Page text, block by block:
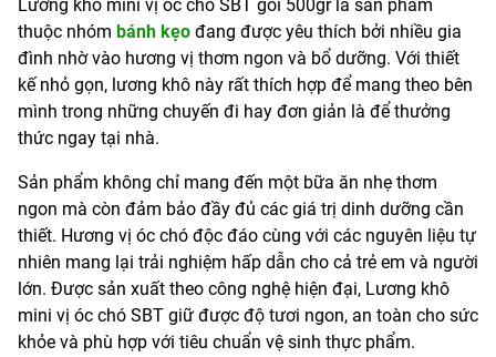
Lương khô mini vị óc chó SBT gói 500gr là sản phẩm
thuộc nhóm bánh kẹo đang được yêu thích bởi nhiều gia
đình nhờ vào hương vị thơm ngon và bổ dưỡng. Với thiết
kế nhỏ gọn, lương khô này rất thích hợp để mang theo bên
mình trong những chuyến đi hay đơn giản là để thưởng
thức ngay tại nhà.
Sản phẩm không chỉ mang đến một bữa ăn nhẹ thơm
ngon mà còn đảm bảo đầy đủ các giá trị dinh dưỡng cần
thiết. Hương vị óc chó độc đáo cùng với các nguyên liệu tự
nhiên mang lại trải nghiệm hấp dẫn cho cả trẻ em và người
lớn. Được sản xuất theo công nghệ hiện đại, Lương khô
mini vị óc chó SBT giữ được độ tươi ngon, an toàn cho sức
khỏe và phù hợp với tiêu chuẩn vệ sinh thực phẩm.